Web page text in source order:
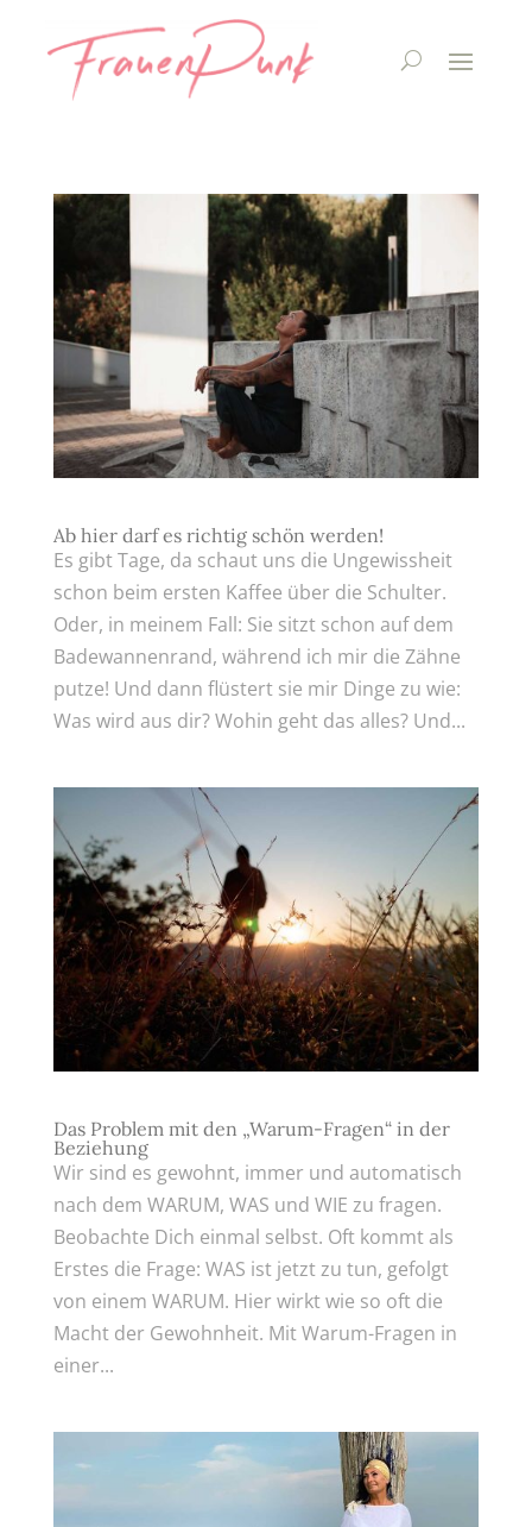
Ab hier darf es richtig schön werden!
Es gibt Tage, da schaut uns die Ungewissheit
schon beim ersten Kaffee über die Schulter.
Oder, in meinem Fall: Sie sitzt schon auf dem
Badewannenrand, während ich mir die Zähne
putze! Und dann flüstert sie mir Dinge zu wie:
Was wird aus dir? Wohin geht das alles? Und...
Das Problem mit den „Warum-Fragen“ in der
Beziehung
Wir sind es gewohnt, immer und automatisch
nach dem WARUM, WAS und WIE zu fragen.
Beobachte Dich einmal selbst. Oft kommt als
Erstes die Frage: WAS ist jetzt zu tun, gefolgt
von einem WARUM. Hier wirkt wie so oft die
Macht der Gewohnheit. Mit Warum-Fragen in
einer...